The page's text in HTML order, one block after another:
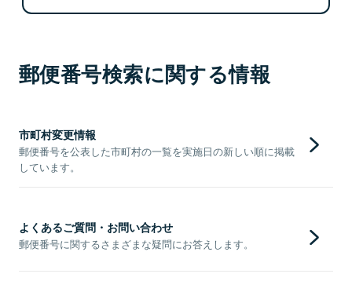
郵便番号検索に関する情報
市町村変更情報
郵便番号を公表した市町村の一覧を実施日の新しい順に掲載
しています。
よくあるご質問・お問い合わせ
郵便番号に関するさまざまな疑問にお答えします。